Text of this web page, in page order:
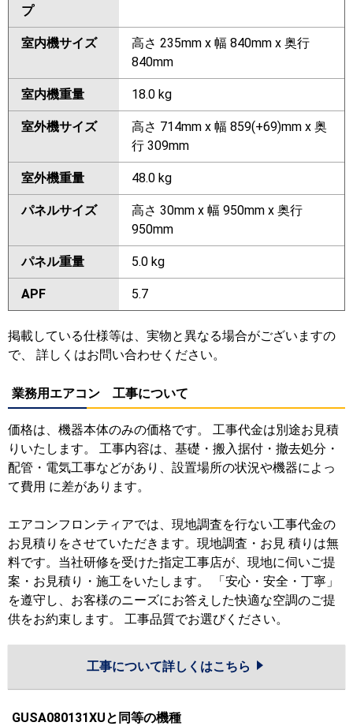
プ
室内機サイズ
高さ 235mm x 幅 840mm x 奥行
840mm
室内機重量 18.0 kg
室外機サイズ
高さ 714mm x 幅 859(+69)mm x 奥
行 309mm
室外機重量 48.0 kg
パネルサイズ
高さ 30mm x 幅 950mm x 奥行
950mm
パネル重量 5.0 kg
APF 5.7
掲載している仕様等は、実物と異なる場合がございますの
で、 詳しくはお問い合わせください。
業務用エアコン 工事について
価格は、機器本体のみの価格です。 工事代金は別途お見積
りいたします。 工事内容は、基礎・搬入据付・撤去処分・
配管・電気工事などがあり、設置場所の状況や機器によっ
て費用 に差があります。
エアコンフロンティアでは、現地調査を行ない工事代金の
お見積りをさせていただきます。現地調査・お見 積りは無
料です。当社研修を受けた指定工事店が、現地に伺いご提
案・お見積り・施工をいたします。 「安心・安全・丁寧」
を遵守し、お客様のニーズにお答えした快適な空調のご提
供をお約束します。 工事品質でお選びください。
工事について詳しくはこちら
GUSA080131XUと同等の機種